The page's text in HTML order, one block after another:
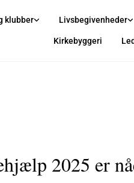
klubber Livsbegivenheder
Kirkebyggeri
2025 er